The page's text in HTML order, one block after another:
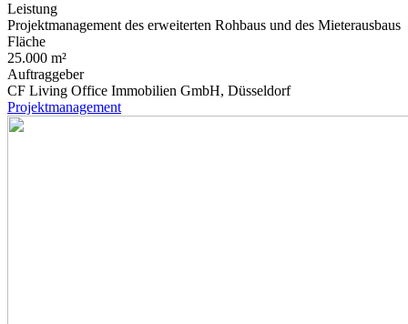
Leistung
Projektmanagement des erweiterten Rohbaus und des Mieterausbaus
Fläche
25.000 m²
Auftraggeber
CF Living Office Immobilien GmbH, Düsseldorf
Projektmanagement